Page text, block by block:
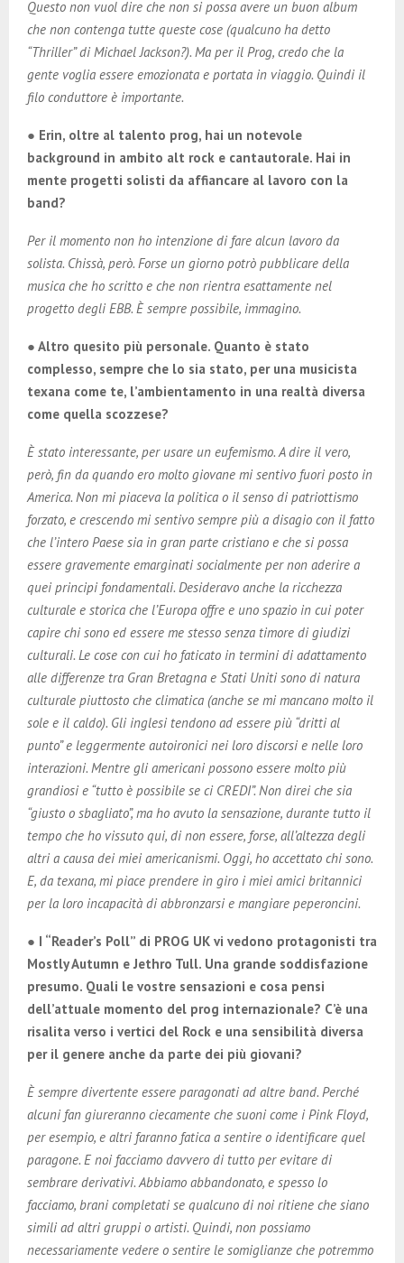
Questo non vuol dire che non si possa avere un buon album
che non contenga tutte queste cose (qualcuno ha detto
“Thriller” di Michael Jackson?). Ma per il Prog, credo che la
gente voglia essere emozionata e portata in viaggio. Quindi il
filo conduttore è importante.
● Erin, oltre al talento prog, hai un notevole
background in ambito alt rock e cantautorale. Hai in
mente progetti solisti da affiancare al lavoro con la
band?
Per il momento non ho intenzione di fare alcun lavoro da
solista. Chissà, però. Forse un giorno potrò pubblicare della
musica che ho scritto e che non rientra esattamente nel
progetto degli EBB. È sempre possibile, immagino.
● Altro quesito più personale. Quanto è stato
complesso, sempre che lo sia stato, per una musicista
texana come te, l’ambientamento in una realtà diversa
come quella scozzese?
È stato interessante, per usare un eufemismo. A dire il vero,
però, fin da quando ero molto giovane mi sentivo fuori posto in
America. Non mi piaceva la politica o il senso di patriottismo
forzato, e crescendo mi sentivo sempre più a disagio con il fatto
che l’intero Paese sia in gran parte cristiano e che si possa
essere gravemente emarginati socialmente per non aderire a
quei principi fondamentali. Desideravo anche la ricchezza
culturale e storica che l’Europa offre e uno spazio in cui poter
capire chi sono ed essere me stesso senza timore di giudizi
culturali. Le cose con cui ho faticato in termini di adattamento
alle differenze tra Gran Bretagna e Stati Uniti sono di natura
culturale piuttosto che climatica (anche se mi mancano molto il
sole e il caldo). Gli inglesi tendono ad essere più “dritti al
punto” e leggermente autoironici nei loro discorsi e nelle loro
interazioni. Mentre gli americani possono essere molto più
grandiosi e “tutto è possibile se ci CREDI”. Non direi che sia
“giusto o sbagliato”, ma ho avuto la sensazione, durante tutto il
tempo che ho vissuto qui, di non essere, forse, all’altezza degli
altri a causa dei miei americanismi. Oggi, ho accettato chi sono.
E, da texana, mi piace prendere in giro i miei amici britannici
per la loro incapacità di abbronzarsi e mangiare peperoncini.
● I “Reader’s Poll” di PROG UK vi vedono protagonisti tra
Mostly Autumn e Jethro Tull. Una grande soddisfazione
presumo. Quali le vostre sensazioni e cosa pensi
dell’attuale momento del prog internazionale? C’è una
risalita verso i vertici del Rock e una sensibilità diversa
per il genere anche da parte dei più giovani?
È sempre divertente essere paragonati ad altre band. Perché
alcuni fan giureranno ciecamente che suoni come i Pink Floyd,
per esempio, e altri faranno fatica a sentire o identificare quel
paragone. E noi facciamo davvero di tutto per evitare di
sembrare derivativi. Abbiamo abbandonato, e spesso lo
facciamo, brani completati se qualcuno di noi ritiene che siano
simili ad altri gruppi o artisti. Quindi, non possiamo
necessariamente vedere o sentire le somiglianze che potremmo